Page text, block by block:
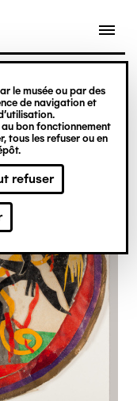
le musée ou par des
de navigation et
au bon fonctionnement
tous les refuser ou en
refuser